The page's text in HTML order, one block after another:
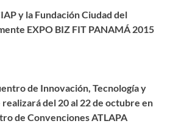
y la Fundación Ciudad del
EXPO BIZ FIT PANAMÁ 2015
de Innovación, Tecnología y
realizará del 20 al 22 de octubre en
de Convenciones ATLAPA